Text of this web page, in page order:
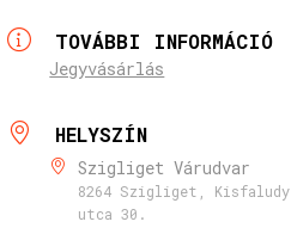
TOVÁBBI INFORMÁCIÓ
Jegyvásárlás
HELYSZÍN
Szigliget Várudvar
8264 Szigliget, Kisfaludy
utca 30.